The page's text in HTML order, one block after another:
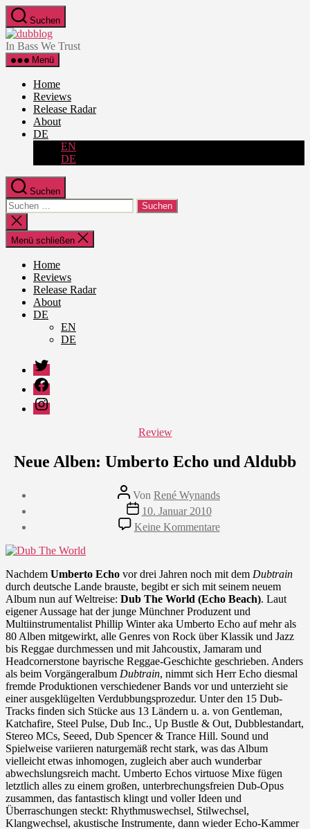
Zum
Inhalt
springen
Suchen
dubblog
In Bass We Trust
Menü
Home
Reviews
Release Radar
About
DE
EN
DE
Suchen
Suche
nach:
Suche
schließen
Menü schließen
Home
Reviews
Release Radar
About
DE
EN
DE
Twitter
Facebook
Instagram
Kategorien
Review
Neue Alben: Umberto Echo und Aldubb
Beitragsautor
Von René Wynands
Veröffentlichungsdatum
10. Januar 2010
Keine Kommentarezu
Neue
Echo
und
Aldubb
Nachdem Umberto Echo vor drei Jahren noch mit dem Dubtrain
durch deutsche Lande brauste, begibt er sich mit seinem neuem
Album nun auf Weltreise: Dub The World (Echo Beach). Laut
eigener Aussage hat der junge Münchner Produzent und
Multiinstrumentalist Phillip Winter aka Umberto Echo auf mehr als
80 Alben mitgewirkt, alle Genres von Rock über Klassik und Jazz
bis Reggae durchmessen und mit Jahcoustix, Jamaram und
Headcornerstone bayrische Reggae-Geschichte geschrieben. Anders
als beim Vorgängeralbum Dubtrain, nimmt sich Herr Echo diesmal
fremde Produktionen verschiedener Bands vor und unterzieht sie
einer ausgeklügelten Verdubbungsprozedur. Unter den 15 Dub-
Tracks finden sich Stücke aus 13 Ländern u. a. von Gentleman,
Katchafire, Steel Pulse, Dub Inc., Up Bustle & Out, Dubblestandart,
Stereo MCs, Seeed, Dub Spencer & Trance Hill. Sound und
Spielweise variieren naturgemäß recht stark, was das Album
vielleicht etwas inhomogen, zugleich aber auch wunderbar
abwechslungsreich macht. Umberto Echos virtuose Mixe fügen
letztlich alles zu einem großen, unterbrechungsfreien Dub-Opus
zusammen, das fantastisch klingt und voller Ideen und
Überraschungen steckt: Rhythmuswechsel, Stilwechsel,
Klangwechsel, akustische Instrumente, dann wieder Echo-Kammer